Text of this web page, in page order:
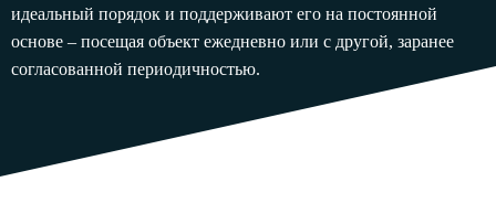
идеальный порядок и поддерживают его на постоянной
основе – посещая объект ежедневно или с другой, заранее
согласованной периодичностью.